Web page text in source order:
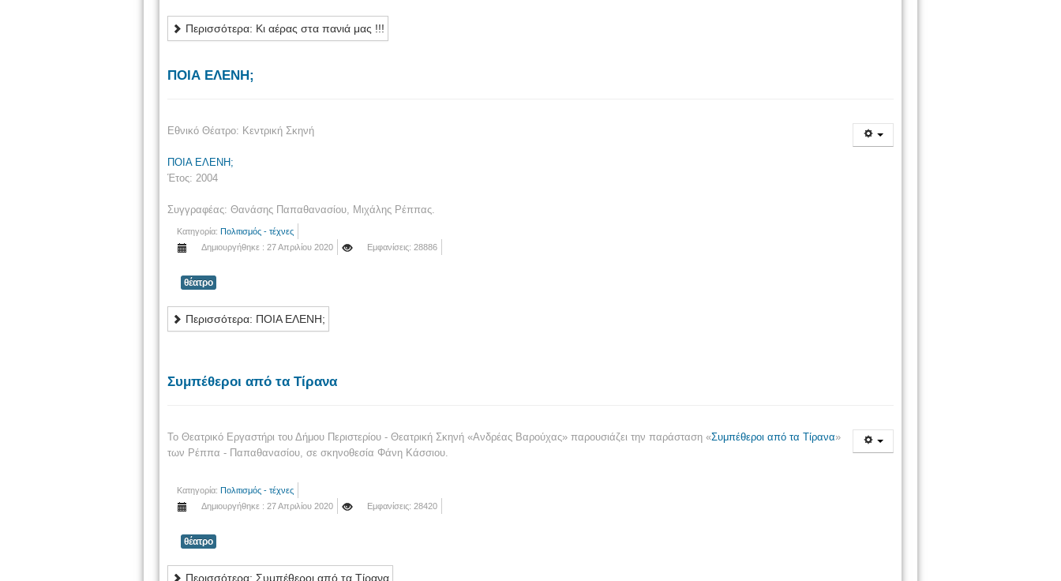
Περισσότερα: Κι αέρας στα πανιά μας !!!
ΠΟΙΑ ΕΛΕΝΗ;
Εθνικό Θέατρο: Κεντρική Σκηνή
ΠΟΙΑ ΕΛΕΝΗ;
Έτος: 2004
Συγγραφέας: Θανάσης Παπαθανασίου, Μιχάλης Ρέππας.
Κατηγορία: Πολιτισμός - τέχνες
Δημιουργήθηκε : 27 Απριλίου 2020
Εμφανίσεις: 28886
θέατρο
Περισσότερα: ΠΟΙΑ ΕΛΕΝΗ;
Συμπέθεροι από τα Τίρανα
Το Θεατρικό Εργαστήρι του Δήμου Περιστερίου - Θεατρική Σκηνή «Ανδρέας Βαρούχας» παρουσιάζει την παράσταση «Συμπέθεροι από τα Τίρανα»
των Ρέππα - Παπαθανασίου, σε σκηνοθεσία Φάνη Κάσσιου.
Κατηγορία: Πολιτισμός - τέχνες
Δημιουργήθηκε : 27 Απριλίου 2020
Εμφανίσεις: 28420
θέατρο
Περισσότερα: Συμπέθεροι από τα Τίρανα